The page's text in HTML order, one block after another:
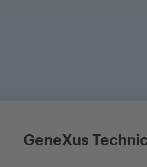
GeneXus